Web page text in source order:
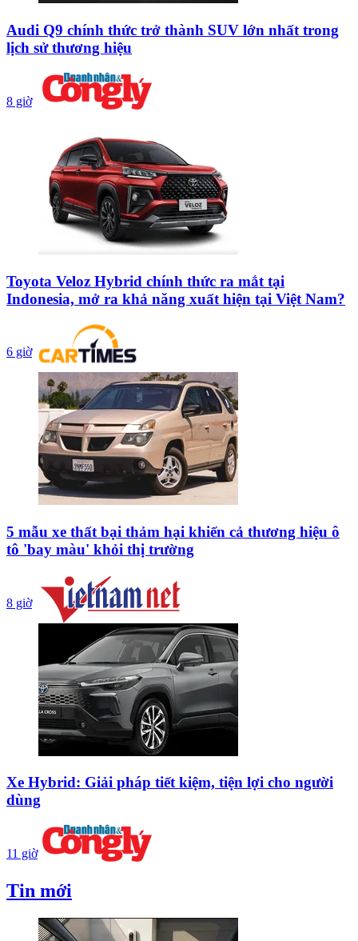
Audi Q9 chính thức trở thành SUV lớn nhất trong
lịch sử thương hiệu
8 giờ
Toyota Veloz Hybrid chính thức ra mắt tại
Indonesia, mở ra khả năng xuất hiện tại Việt Nam?
6 giờ
5 mẫu xe thất bại thảm hại khiến cả thương hiệu ô
tô 'bay màu' khỏi thị trường
8 giờ
Xe Hybrid: Giải pháp tiết kiệm, tiện lợi cho người
dùng
11 giờ
Tin mới